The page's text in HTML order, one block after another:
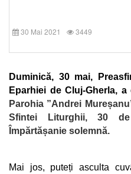
30 Mai 2021 3449
Duminică, 30 mai,
Eparhiei de Cluj-Gherla, a
Parohia ”Andrei
Sfintei Liturghii,30
Împărtășanie solemnă.
Mai jos, puteți asculta